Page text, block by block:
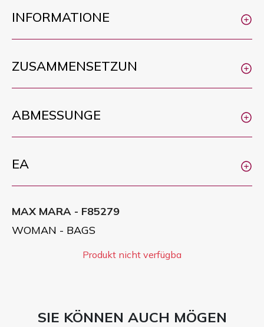
INFORMATIONE
ZUSAMMENSETZUN
ABMESSUNGE
EA
MAX MARA - F85279
WOMAN - BAGS
Produkt nicht verfügba
SIE KÖNNEN AUCH MÖGEN